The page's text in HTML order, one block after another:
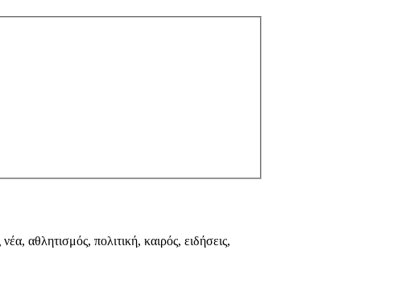
νέα, αθλητισμός, πολιτική, καιρός, ειδήσεις,